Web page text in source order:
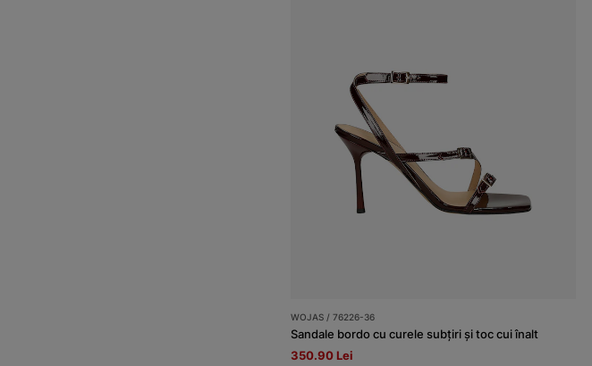
WOJAS / 76226-36
Sandale bordo cu curele subțiri și toc cui înalt
350.90 Lei